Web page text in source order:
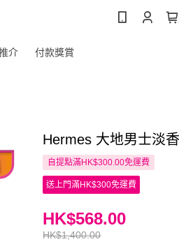
介 付款獎賞
Hermes 大地男士淡
自提點滿HK$300.00免運費
送上門滿HK$300免運費
HK$1,400.00
HK$568.00